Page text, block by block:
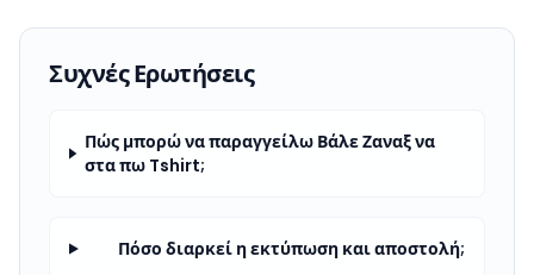
Συχνές Ερωτήσεις
Πώς μπορώ να παραγγείλω Βάλε Ζαναξ να
στα πω Tshirt;
Πόσο διαρκεί η εκτύπωση και αποστολή;